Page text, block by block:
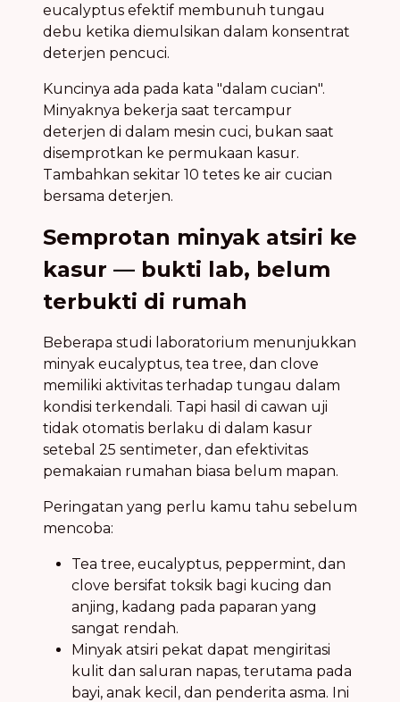
eucalyptus efektif membunuh tungau
debu ketika diemulsikan dalam konsentrat
deterjen pencuci.
Kuncinya ada pada kata "dalam cucian".
Minyaknya bekerja saat tercampur
deterjen di dalam mesin cuci, bukan saat
disemprotkan ke permukaan kasur.
Tambahkan sekitar 10 tetes ke air cucian
bersama deterjen.
Semprotan minyak atsiri ke
kasur — bukti lab, belum
terbukti di rumah
Beberapa studi laboratorium menunjukkan
minyak eucalyptus, tea tree, dan clove
memiliki aktivitas terhadap tungau dalam
kondisi terkendali. Tapi hasil di cawan uji
tidak otomatis berlaku di dalam kasur
setebal 25 sentimeter, dan efektivitas
pemakaian rumahan biasa belum mapan.
Peringatan yang perlu kamu tahu sebelum
mencoba:
Tea tree, eucalyptus, peppermint, dan
clove bersifat toksik bagi kucing dan
anjing, kadang pada paparan yang
sangat rendah.
Minyak atsiri pekat dapat mengiritasi
kulit dan saluran napas, terutama pada
bayi, anak kecil, dan penderita asma. Ini